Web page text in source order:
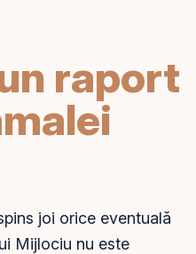
raport
joi orice eventuală
Mijlociu nu este